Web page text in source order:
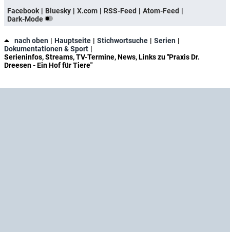
Facebook
Bluesky X.com RSS-Feed
Atom-Feed
Dark-Mode
nach oben Hauptseite Stichwortsuche
Serien
Dokumentationen & Sport
Serieninfos, Streams, TV-Termine, News, Links zu "Praxis Dr.
Dreesen - Ein Hof für Tiere"